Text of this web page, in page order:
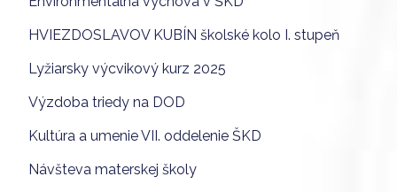
HVIEZDOSLAVOV KUBÍN školské kolo I. stupeň
Lyžiarsky výcvikový kurz 2025
Výzdoba triedy na DOD
Kultúra a umenie VII. oddelenie ŠKD
Návšteva materskej školy